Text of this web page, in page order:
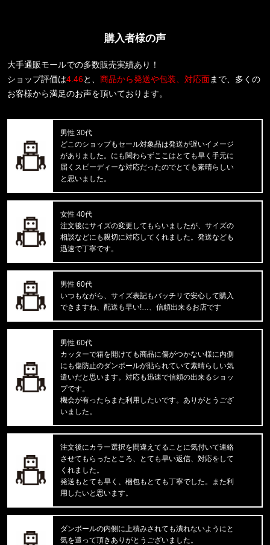
東京都のお客様ご注文ありがとうございます。
rvddw FIGHT SHORTS rvbs05
東京都のお客様ご注文ありがとうございます。
THE NORTH FACE/ノースフェイス
東京都のお客様ご注文ありがとうございます。
CARGO DRAWCORD PANTS CAMO
東京都のお客様ご注文ありがとうございます。
FIRST DOWN/ファーストダウン
SWEAT CARGO SHORTS F12103
東京都のお客様ご注文ありがとうございます。
CALVIN KLEIN/カルバンクライン
LIFT BRALETTE F8500 //865
東京都のお客様ご注文ありがとうございます。
mnml/ミニマル
東京都のお客様ご注文ありがとうございます。
mnml/ミニマル
CARGO DRAWCORD PANTS14872
東京都のお客様ご注文ありがとうございます。
CARHARTT/カーハート
東京都のお客様ご注文ありがとうございます。
reversal/リバーサル
rvddw FIGHT SHORTS rvbs05
東京都のお客様ご注文ありがとうございます。
reversal/リバーサル
購入者様の声
大手通販モールでの多数販売実績あり！
ショップ評価は4.46と、 商品から発送や包装、対応面まで、多くの
お客様から満足のお声を頂いております。
男性 30代
どこのショップもセール対象品は発送が遅いイメージ
がありました。にも関わらずここはとても早く手元に
届くスピーディーな対応だったのでとても素晴らしい
と思いました。
女性 40代
注文後にサイズの変更してもらいましたが、サイズの
相談などにも親切に対応してくれました。発送なども
迅速で丁寧です。
男性 60代
いつもながら、サイズ表記もバッチリで安心して購入
できますね、配送も早い!…、信頼出来るお店です
男性 60代
カッターで箱を開けても商品に傷がつかない様に内側
にも傷防止のダンボールが貼られていて素晴らしい気
遣いだと思います。対応も迅速で信頼の出来るショッ
プです。
機会が有ったらまた利用したいです。ありがとうござ
いました。
注文後にカラー選択を間違えてることに気付いて連絡
させてもらったところ、とても早い返信、対応をして
くれました。
発送もとても早く、梱包もとても丁寧でした。また利
用したいと思います。
ダンボールの内側に上積みされても潰れないようにと
気を遣って頂きありがとうございました。